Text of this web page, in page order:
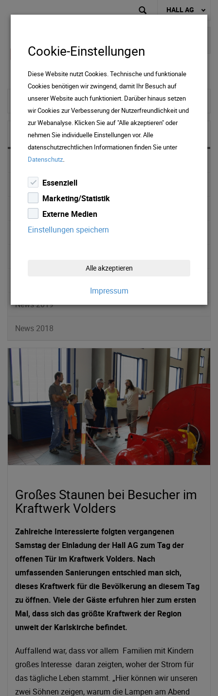
HALL AG
zur Startseite
Großes Staunen bei Besucher im
Kraftwerk Volders
Zahlreiche Interessierte folgten vergangenen
Samstag der Einladung der Hall AG zum Tag der
offenen Tür im Kraftwerk Volders. Nach
umfassenden Sanierungen entschied man sich,
dieses Kraftwerk für die Bevölkerung an diesem Tag
zu öffnen. Viele der Gäste erfuhren hier zum ersten
Mal, dass sich das größte Kraftwerk der Region
unweit der Karlskirche befindet.
Auffallend war, dass vor allem Familien mit Kindern
großes Interesse daran zeigten, woher der Strom für
das tägliche Leben stammt. „Hier können wir unseren
zwei Söhnen zeigen, warum die Lampen am Abend
NEWS & MEDIA
News 2025
News 2024
News 2023
News 2022
News 2019
News 2018
Cookie-Einstellungen
Diese Website nutzt Cookies. Technische und funktionale
Cookies benötigen wir zwingend, damit Ihr Besuch auf
unserer Website auch funktioniert. Darüber hinaus setzen
wir Cookies zur Verbesserung der Nutzerfreundlichkeit und
zur Webanalyse. Klicken Sie auf "Alle akzeptieren" oder
nehmen Sie individuelle Einstellungen vor. Alle
datenschutzrechtlichen Informationen finden Sie unter
Datenschutz.
Essenziell
Marketing/Statistik
Externe Medien
Einstellungen speichern
Alle akzeptieren
Impressum